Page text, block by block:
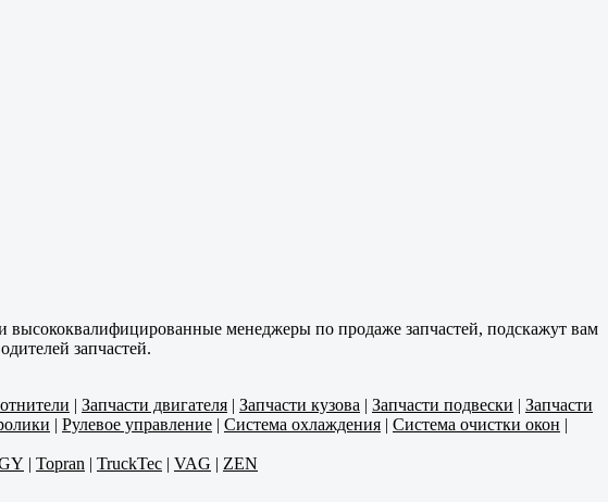
высококвалифицированные менеджеры по продаже запчастей, подскажут вам
запчастей.
| Запчасти двигателя | Запчасти кузова | Запчасти подвески | Запчасти
| Рулевое управление | Система охлаждения | Система очистки окон |
| Topran | TruckTec | VAG | ZEN